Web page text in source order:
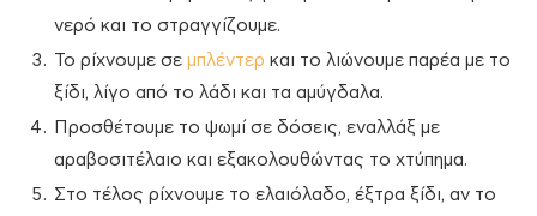
νερό και το στραγγίζουμε.
Το ρίχνουμε σε μπλέντερ και το λιώνουμε παρέα με το
ξίδι, λίγο από το λάδι και τα αμύγδαλα.
Προσθέτουμε το ψωμί σε δόσεις, εναλλάξ με
αραβοσιτέλαιο και εξακολουθώντας το χτύπημα.
Στο τέλος ρίχνουμε το ελαιόλαδο, έξτρα ξίδι, αν το